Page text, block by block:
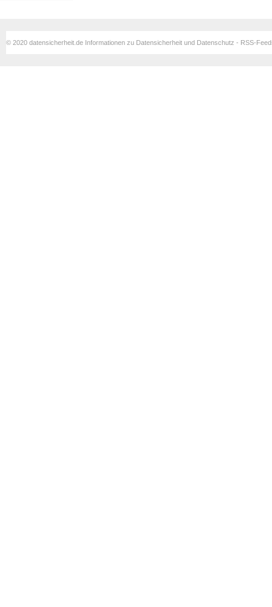
© 2020 datensicherheit.de Informationen zu Datensicherheit und Datenschutz - RSS-